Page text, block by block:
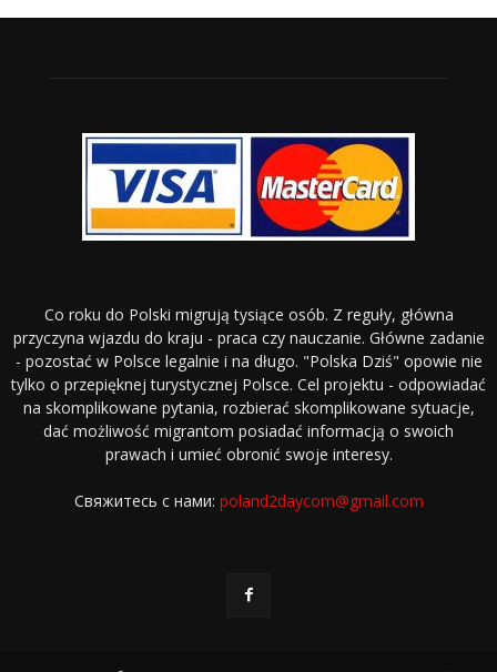
Co roku do Polski migrują tysiące osób. Z reguły, główna
przyczyna wjazdu do kraju - praca czy nauczanie. Główne zadanie
- pozostać w Polsce legalnie i na długo. "Polska Dziś" opowie nie
tylko o przepięknej turystycznej Polsce. Cel projektu - odpowiadać
na skomplikowane pytania, rozbierać skomplikowane sytuacje,
dać możliwość migrantom posiadać informacją o swoich
prawach i umieć obronić swoje interesy.
Свяжитесь с нами: poland2daycom@gmail.com